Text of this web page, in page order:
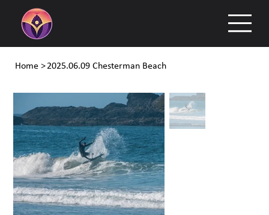
Home >2025.06.09 Chesterman Beach